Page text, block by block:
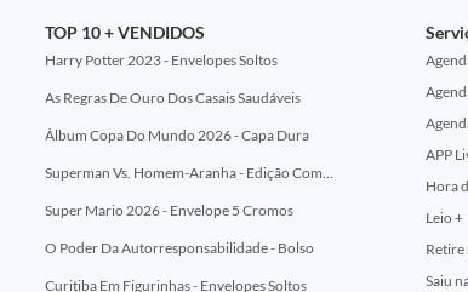
TOP 10 + VENDIDOS
Harry Potter 2023 - Envelopes Soltos
As Regras De Ouro Dos Casais Saudáveis
Álbum Copa Do Mundo 2026 - Capa Dura
Superman Vs. Homem-Aranha - Edição Comemorativa 50 Anos (Encontros Clássicos Dc E Marvel)
Super Mario 2026 - Envelope 5 Cromos
O Poder Da Autorresponsabilidade - Bolso
Curitiba Em Figurinhas - Envelopes Soltos
APP
Hora
Leio +
Retire
Saiu